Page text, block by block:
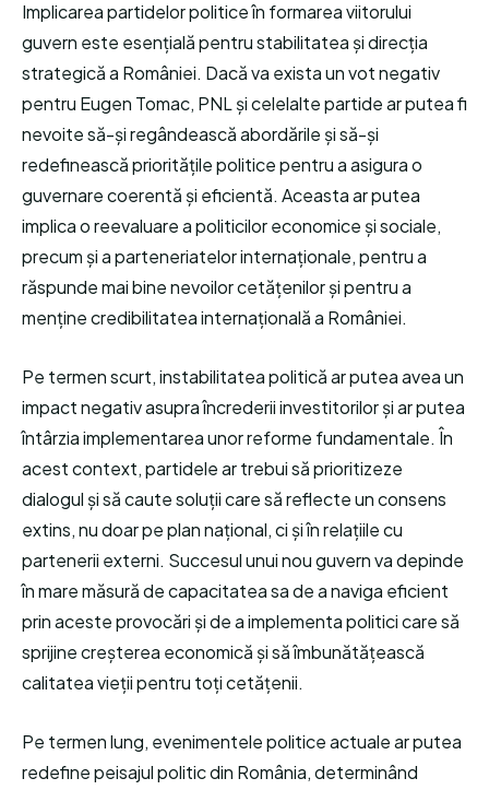
Implicarea partidelor politice în formarea viitorului
guvern este esențială pentru stabilitatea și direcția
strategică a României. Dacă va exista un vot negativ
pentru Eugen Tomac, PNL și celelalte partide ar putea fi
nevoite să-și regândească abordările și să-și
redefinească prioritățile politice pentru a asigura o
guvernare coerentă și eficientă. Aceasta ar putea
implica o reevaluare a politicilor economice și sociale,
precum și a parteneriatelor internaționale, pentru a
răspunde mai bine nevoilor cetățenilor și pentru a
menține credibilitatea internațională a României.
Pe termen scurt, instabilitatea politică ar putea avea un
impact negativ asupra încrederii investitorilor și ar putea
întârzia implementarea unor reforme fundamentale. În
acest context, partidele ar trebui să prioritizeze
dialogul și să caute soluții care să reflecte un consens
extins, nu doar pe plan național, ci și în relațiile cu
partenerii externi. Succesul unui nou guvern va depinde
în mare măsură de capacitatea sa de a naviga eficient
prin aceste provocări și de a implementa politici care să
sprijine creșterea economică și să îmbunătățească
calitatea vieții pentru toți cetățenii.
Pe termen lung, evenimentele politice actuale ar putea
redefine peisajul politic din România, determinând